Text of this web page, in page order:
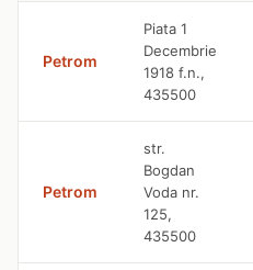
Petrom
Piata 1
Decembrie
1918 f.n.,
435500
Petrom
str.
Bogdan
Voda nr.
125,
435500